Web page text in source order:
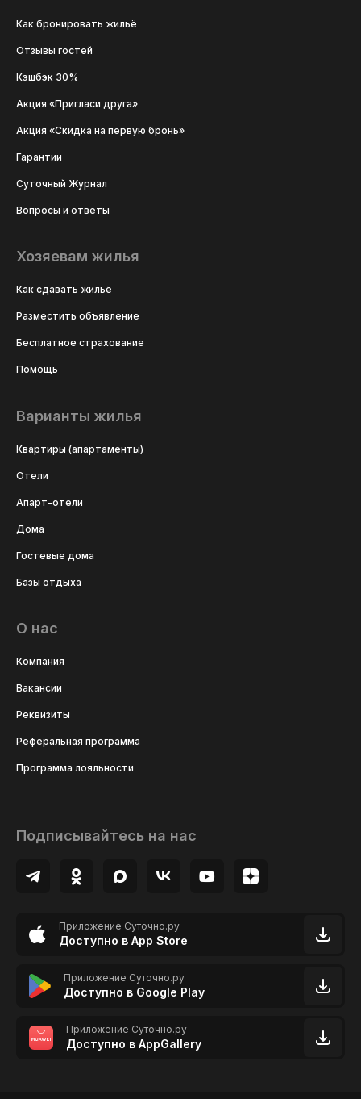
Как бронировать жильё
Отзывы гостей
Кэшбэк 30%
Акция «Пригласи друга»
Акция «Скидка на первую бронь»
Гарантии
Суточный Журнал
Вопросы и ответы
Хозяевам жилья
Как сдавать жильё
Разместить объявление
Бесплатное страхование
Помощь
Варианты жилья
Квартиры (апартаменты)
Отели
Апарт-отели
Дома
Гостевые дома
Базы отдыха
О нас
Компания
Вакансии
Реквизиты
Реферальная программа
Программа лояльности
Подписывайтесь на нас
Приложение Суточно.ру
Доступно в App Store
Приложение Суточно.ру
Доступно в Google Play
Приложение Суточно.ру
Доступно в AppGallery